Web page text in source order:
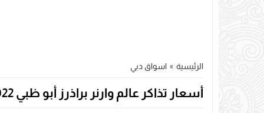
الرئيسية » اسواق دبي
أسعار تذاكر عالم وارنر براذرز أبو ظبي 2022 – الالعاب